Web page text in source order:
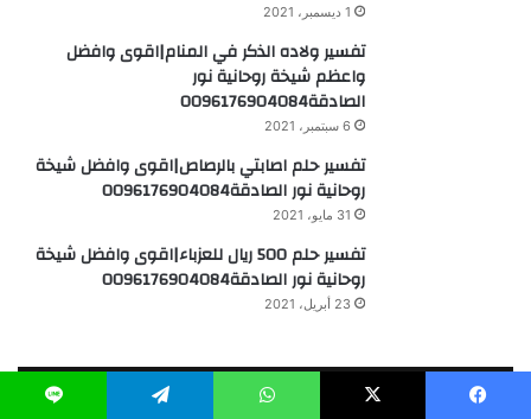
تفسير حلم اصابتي بالرصاص|اقوى وافضل شيخة
روحانية نور الصادقة0096176904084
31 مايو، 2021
تفسير حلم 500 ريال للعزباء|اقوى وافضل شيخة
روحانية نور الصادقة0096176904084
23 أبريل، 2021
اقوى وافضل شيخة روحانية نور
اقوى وافضل شيخة روحانية نور